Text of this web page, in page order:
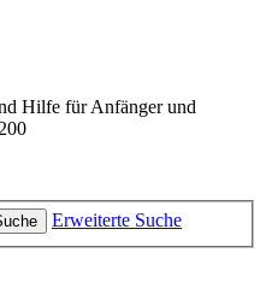
Hilfe für Anfänger und
Erweiterte Suche